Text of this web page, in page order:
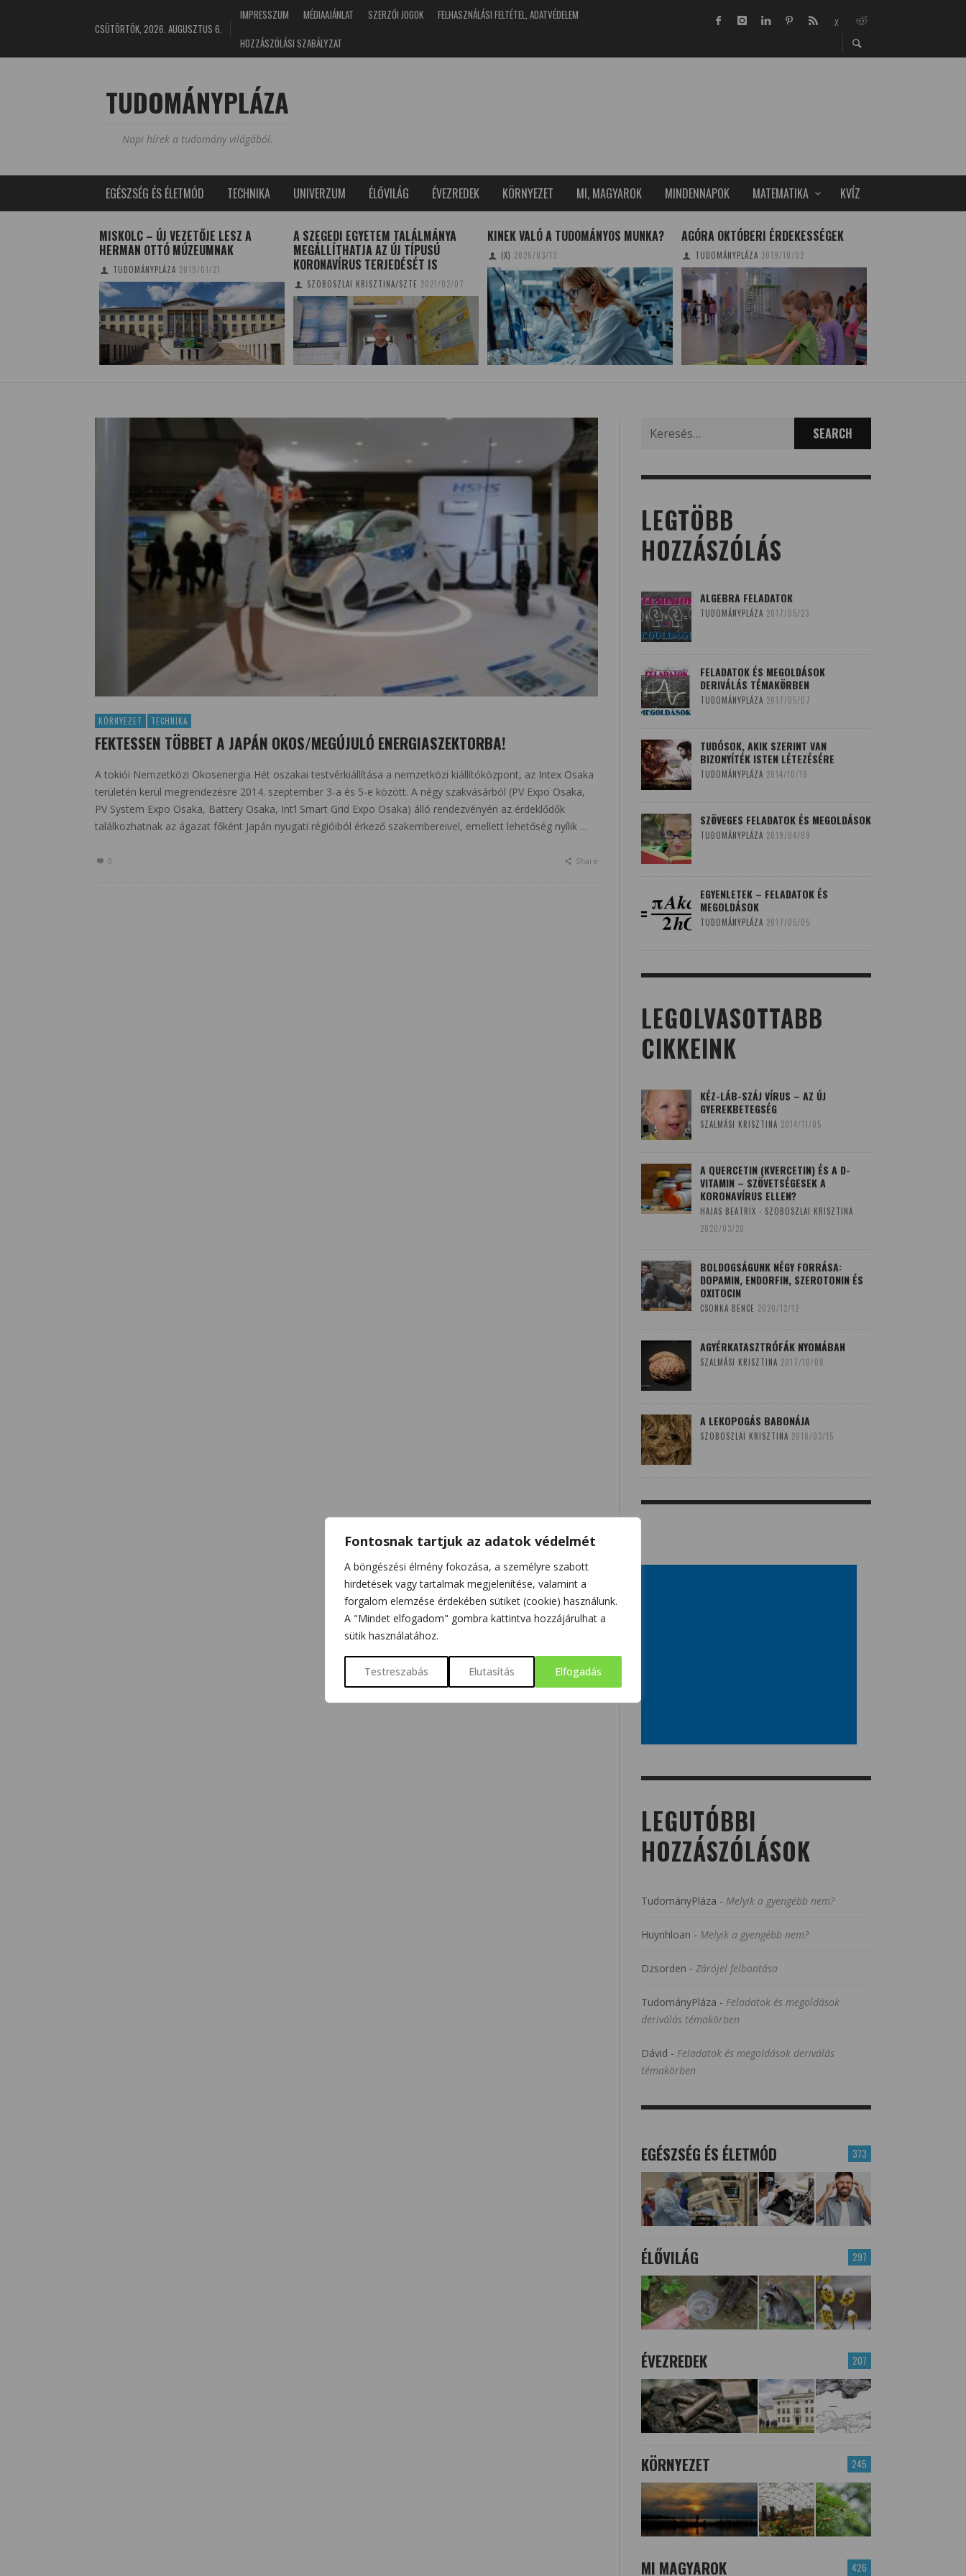
Fontosnak tartjuk az adatok védelmét
A böngészési élmény fokozása, a személyre szabott
hirdetések vagy tartalmak megjelenítése, valamint a
forgalom elemzése érdekében sütiket (cookie) használunk.
A "Mindet elfogadom" gombra kattintva hozzájárulhat a
sütik használatához.
Testreszabás Elutasítás Elfogadás
CSÜTÖRTÖK, 2026. AUGUSZTUS 6.
IMPRESSZUM MÉDIAAJÁNLAT SZERZŐI JOGOK
FELHASZNÁLÁSI FELTÉTEL, ADATVÉDELEM
HOZZÁSZÓLÁSI SZABÁLYZAT
TUDOMÁNYPLÁZA
Napi hírek a tudomány világából.
EGÉSZSÉG ÉS ÉLETMÓD TECHNIKA UNIVERZUM ÉLŐVILÁG ÉVEZREDEK KÖRNYEZET MI, MAGYAROK MINDENNAPOK MATEMATIKA KVÍZ
MISKOLC – ÚJ VEZETŐJE LESZ A
HERMAN OTTÓ MÚZEUMNAK
TUDOMÁNYPLÁZA 2019/01/21
A SZEGEDI EGYETEM TALÁLMÁNYA
MEGÁLLÍTHATJA AZ ÚJ TÍPUSÚ
KORONAVÍRUS TERJEDÉSÉT IS
SZOBOSZLAI KRISZTINA/SZTE 2021/02/07
KINEK VALÓ A TUDOMÁNYOS MUNKA?
(X) 2026/03/13
AGÓRA OKTÓBERI ÉRDEKESSÉGEK
TUDOMÁNYPLÁZA 2019/10/02
KÖRNYEZET TECHNIKA
FEKTESSEN TÖBBET A JAPÁN OKOS/MEGÚJULÓ ENERGIASZEKTORBA!
A tokiói Nemzetközi Okosenergia Hét oszakai testvérkiállítása a nemzetközi kiállítóközpont, az Intex Osaka
területén kerül megrendezésre 2014. szeptember 3-a és 5-e között. A négy szakvásárból (PV Expo Osaka,
PV System Expo Osaka, Battery Osaka, Int’l Smart Grid Expo Osaka) álló rendezvényén az érdeklődők
találkozhatnak az ágazat főként Japán nyugati régióiból érkező szakembereivel, emellett lehetőség nyílik …
0 Share
for:
LEGTÖBB
HOZZÁSZÓLÁS
ALGEBRA FELADATOK
TUDOMÁNYPLÁZA 2017/05/23
FELADATOK ÉS MEGOLDÁSOK
DERIVÁLÁS TÉMAKÖRBEN
TUDOMÁNYPLÁZA 2017/05/07
TUDÓSOK, AKIK SZERINT VAN
BIZONYÍTÉK ISTEN LÉTEZÉSÉRE
TUDOMÁNYPLÁZA 2014/10/19
SZÖVEGES FELADATOK ÉS MEGOLDÁSOK
TUDOMÁNYPLÁZA 2019/04/09
EGYENLETEK – FELADATOK ÉS
MEGOLDÁSOK
TUDOMÁNYPLÁZA 2017/05/05
LEGOLVASOTTABB
CIKKEINK
KÉZ-LÁB-SZÁJ VÍRUS – AZ ÚJ
GYEREKBETEGSÉG
SZALMÁSI KRISZTINA 2014/11/05
A QUERCETIN (KVERCETIN) ÉS A D-
VITAMIN – SZÖVETSÉGESEK A
KORONAVÍRUS ELLEN?
HAJAS BEATRIX - SZOBOSZLAI KRISZTINA
2020/03/20
BOLDOGSÁGUNK NÉGY FORRÁSA:
DOPAMIN, ENDORFIN, SZEROTONIN ÉS
OXITOCIN
CSONKA BENCE 2020/12/12
AGYÉRKATASZTRÓFÁK NYOMÁBAN
SZALMÁSI KRISZTINA 2017/10/08
A LEKOPOGÁS BABONÁJA
SZOBOSZLAI KRISZTINA 2018/03/15
LEGUTÓBBI
HOZZÁSZÓLÁSOK
TudományPláza - Melyik a gyengébb nem?
Huynhloan - Melyik a gyengébb nem?
Dzsorden - Zárójel felbontása
TudományPláza - Feladatok és megoldások
deriválás témakörben
Dávid - Feladatok és megoldások deriválás
témakörben
373
EGÉSZSÉG ÉS ÉLETMÓD
297
ÉLŐVILÁG
207
ÉVEZREDEK
245
KÖRNYEZET
426
MI MAGYAROK